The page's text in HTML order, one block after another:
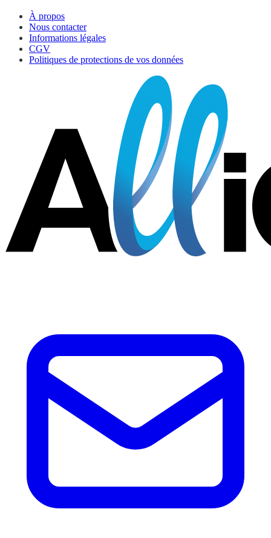
À propos
Nous contacter
Informations légales
CGV
Politiques de protections de vos données